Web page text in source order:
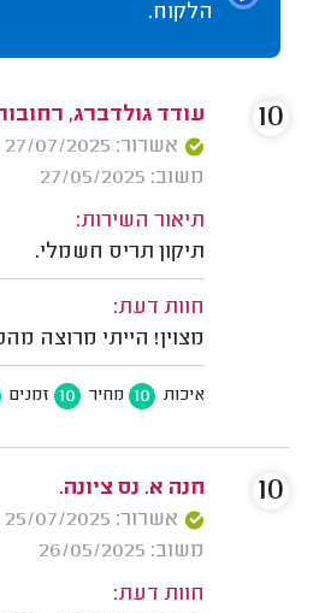
הלקוח.
עודד גולדברג,
אשרור: 27/07/2025
משוב: 27/05/2025
תיאור השירות:
תיקון תריס חשמלי.
חוות דעת:
מצוין! הייתי מרוצה
איכות 10 מחיר 10 זמנים
10
חנה א. נס ציונה.
אשרור: 25/07/2025
משוב: 26/05/2025
חוות דעת:
10